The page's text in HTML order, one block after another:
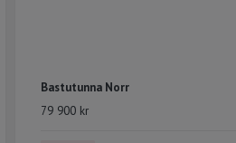
Bastutunna Norr
79 900 kr